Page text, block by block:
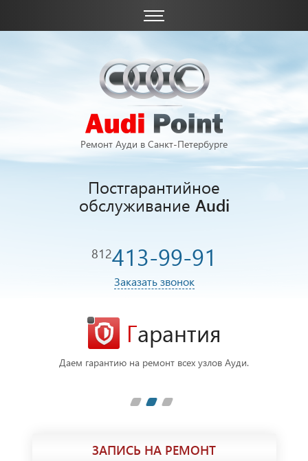
Ремонт Ауди в Санкт-Петербурге
Постгарантийное
обслуживание Audi
812413-99-91
Заказать звонок
Гарантия
Даем гарантию на ремонт всех узлов Ауди.
ЗАПИСЬ НА РЕМОНТ